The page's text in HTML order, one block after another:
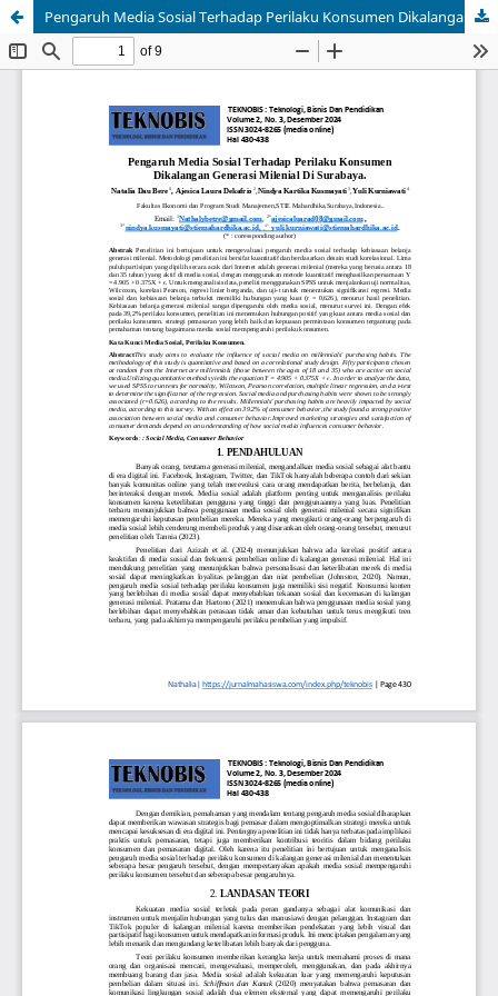
Pengaruh Media Sosial Terhadap Perilaku Konsumen Dikalangan Generasi Milenial Di Surabaya.